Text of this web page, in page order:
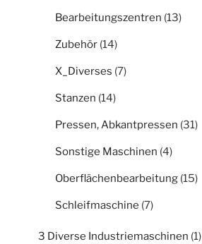
Bearbeitungszentren (13)
Zubehör (14)
X_Diverses (7)
Stanzen (14)
Pressen, Abkantpressen (31)
Sonstige Maschinen (4)
Oberflächenbearbeitung (15)
Schleifmaschine (7)
3 Diverse Industriemaschinen (1)